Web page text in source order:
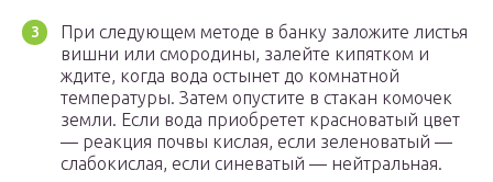
При следующем методе в банку заложите листья
вишни или смородины, залейте кипятком и
ждите, когда вода остынет до комнатной
температуры. Затем опустите в стакан комочек
земли. Если вода приобретет красноватый цвет
— реакция почвы кислая, если зеленоватый —
слабокислая, если синеватый — нейтральная.